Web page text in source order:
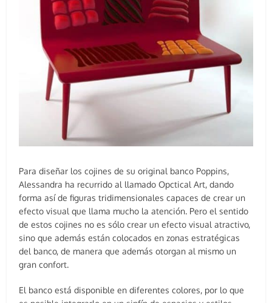
Para diseñar los cojines de su original banco Poppins,
Alessandra ha recurrido al llamado Opctical Art, dando
forma así de figuras tridimensionales capaces de crear un
efecto visual que llama mucho la atención. Pero el sentido
de estos cojines no es sólo crear un efecto visual atractivo,
sino que además están colocados en zonas estratégicas
del banco, de manera que además otorgan al mismo un
gran confort.
El banco está disponible en diferentes colores, por lo que